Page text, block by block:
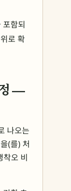
포함되
로 확
—
나오는
(를) 처
착오 비